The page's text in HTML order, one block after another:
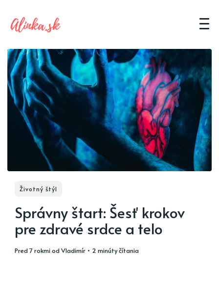
Životný štýl
Správny štart: Šesť krokov
pre zdravé srdce a telo
pred 7 rokmiodVladimír • 2 minúty čítania